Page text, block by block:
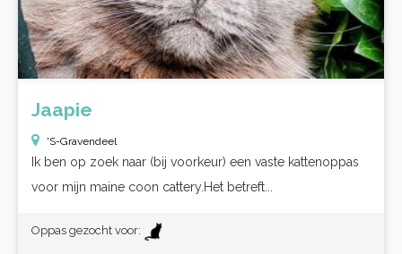
Jaapie
'S-Gravendeel
Ik ben op zoek naar (bij voorkeur) een vaste kattenoppas
voor mijn maine coon cattery.Het betreft...
Oppas gezocht voor: